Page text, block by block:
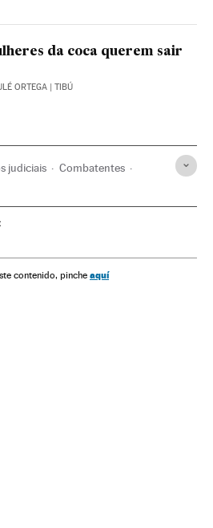
da coca querem sair
ORTEGA | TIBÚ
judiciais Combatentes
terroristas
Conflitos Política
contenido, pinche aquí